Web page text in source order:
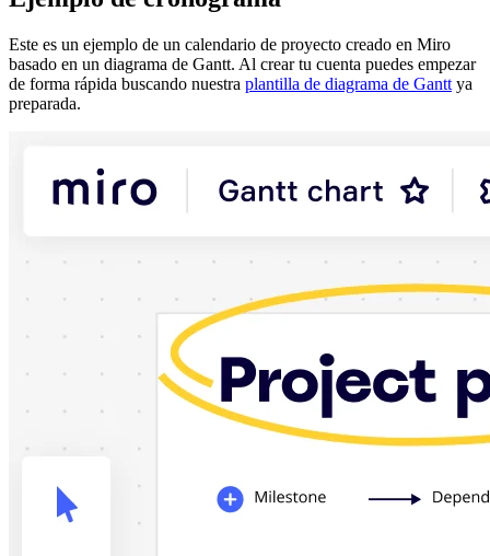
Este es un ejemplo de un calendario de proyecto creado en Miro
basado en un diagrama de Gantt. Al crear tu cuenta puedes empezar
de forma rápida buscando nuestra plantilla de diagrama de Gantt ya
preparada.